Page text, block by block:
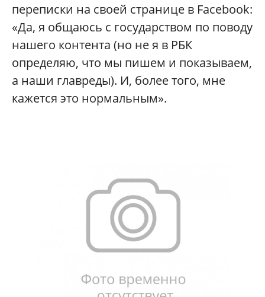
переписки на своей странице в Facebook:
«Да, я общаюсь с государством по поводу
нашего контента (но не я в РБК
определяю, что мы пишем и показываем,
а наши главреды). И, более того, мне
кажется это нормальным».